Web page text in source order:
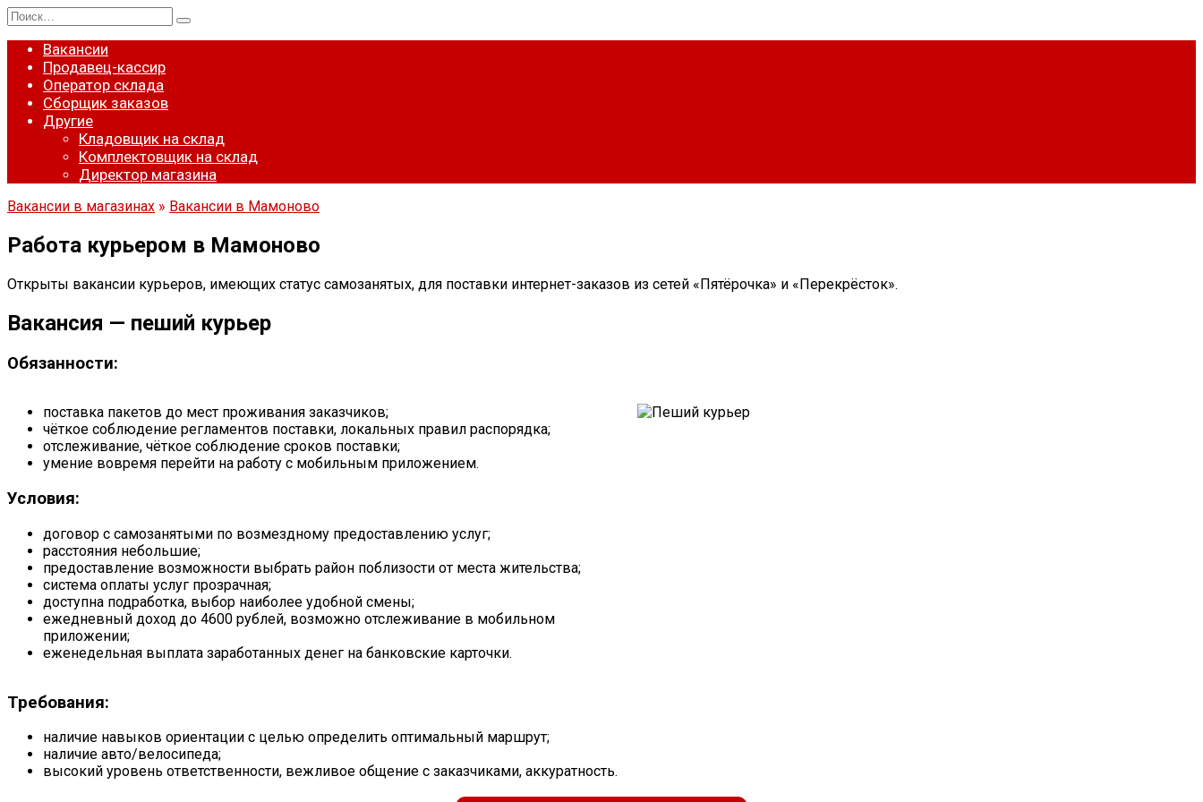
Перейти
к
содержанию
Search
for:
Вакансии
Продавец-кассир
Оператор склада
Сборщик заказов
Другие
Кладовщик на склад
Комплектовщик на склад
Директор магазина
Вакансии в магазинах » Вакансии в Мамоново
Работа курьером в Мамоново
Открыты вакансии курьеров, имеющих статус самозанятых, для поставки интернет-заказов из сетей «Пятёрочка» и «Перекрёсток».
Вакансия — пеший курьер
Обязанности:
поставка пакетов до мест проживания заказчиков;
чёткое соблюдение регламентов поставки, локальных правил распорядка;
отслеживание, чёткое соблюдение сроков поставки;
умение вовремя перейти на работу с мобильным приложением.
Условия:
договор с самозанятыми по возмездному предоставлению услуг;
расстояния небольшие;
предоставление возможности выбрать район поблизости от места жительства;
система оплаты услуг прозрачная;
доступна подработка, выбор наиболее удобной смены;
ежедневный доход до 4600 рублей, возможно отслеживание в мобильном
приложении;
еженедельная выплата заработанных денег на банковские карточки.
Требования:
наличие навыков ориентации с целью определить оптимальный маршрут;
наличие авто/велосипеда;
высокий уровень ответственности, вежливое общение с заказчиками, аккуратность.